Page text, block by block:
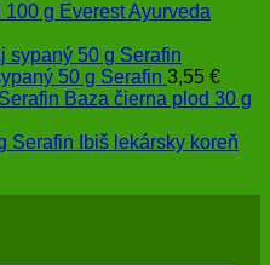
g Everest Ayurveda
50 g Serafin 3,55 €
Baza čierna plod 30 g
Ibiš lekársky koreň